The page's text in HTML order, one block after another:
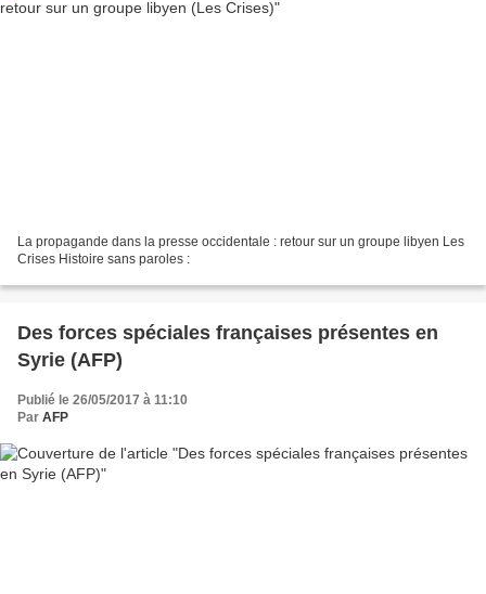
La propagande dans la presse occidentale : retour sur un groupe libyen Les
Crises Histoire sans paroles :
Des forces spéciales françaises présentes en
Syrie (AFP)
Publié le 26/05/2017 à 11:10
Par AFP